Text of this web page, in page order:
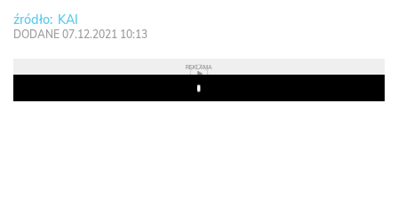
KAI
DODANE 07.12.2021 10:13
REKLAMA
Play